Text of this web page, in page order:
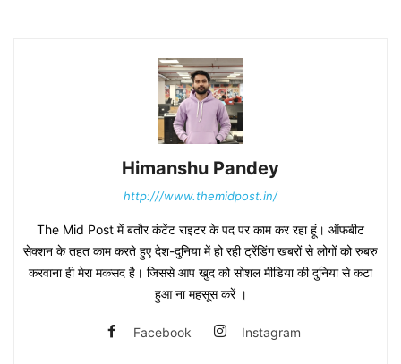
Himanshu Pandey
http:///www.themidpost.in/
The Mid Post में बतौर कंटेंट राइटर के पद पर काम कर रहा हूं। ऑफबीट
सेक्शन के तहत काम करते हुए देश-दुनिया में हो रही ट्रेंडिंग खबरों से लोगों को रुबरु
करवाना ही मेरा मकसद है। जिससे आप खुद को सोशल मीडिया की दुनिया से कटा
हुआ ना महसूस करें ।
Facebook Instagram